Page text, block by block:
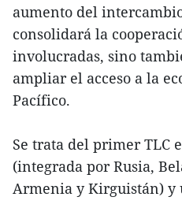
aumento del
consolidará la
involucradas, sino
ampliar el acceso a la
Pacífico.
Se trata del primer TLC
(integrada por Rusia,
Armenia y Kirguistán) y